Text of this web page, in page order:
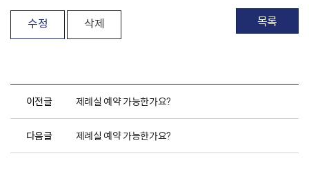
수정 삭제 목록
이전글 제례실 예약 가능한가요?
다음글 제례실 예약 가능한가요?